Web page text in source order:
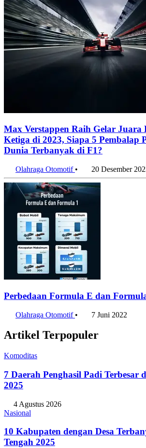
Max Verstappen Raih Gelar Juara
Ketiga di 2023, Siapa 5 Pembalap
Dunia Terbanyak di F1?
Olahraga Otomotif • 20 Desember
Perbedaan Formula E dan
Olahraga Otomotif • 7 Juni 2022
Artikel Terpopuler
Komoditas
7 Daerah Penghasil Padi Terbesar
2025
4 Agustus 2026
Nasional
10 Kabupaten dengan Desa
Tengah 2025